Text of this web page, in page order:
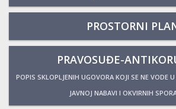
PROSTORNI
PRAVOSUĐE-
POPIS SKLOPLJENIH UGOVORA KOJI SE NE VODE
JAVNOJ NABAVI I OKVIRNIH